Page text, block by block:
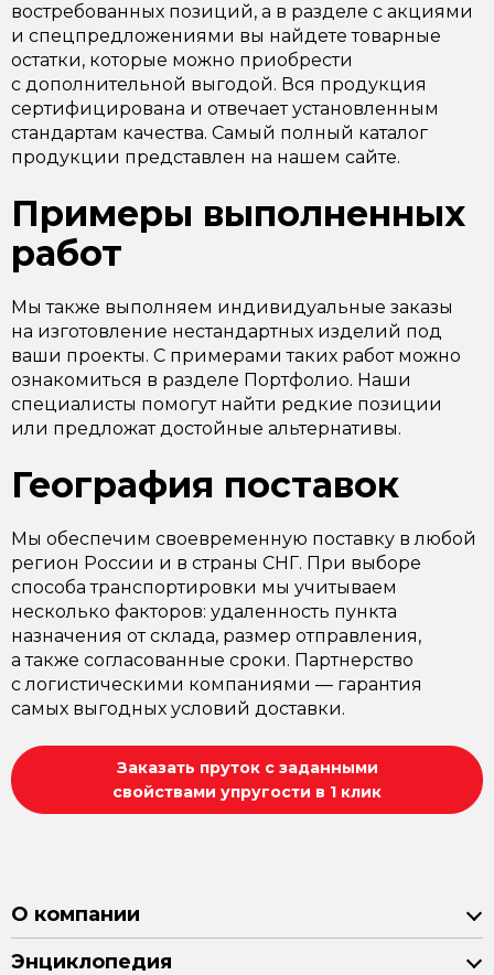
востребованных позиций, а в разделе с акциями
и спецпредложениями вы найдете товарные
остатки, которые можно приобрести
с дополнительной выгодой. Вся продукция
сертифицирована и отвечает установленным
стандартам качества. Самый полный каталог
продукции представлен на нашем сайте.
Примеры выполненных
работ
Мы также выполняем индивидуальные заказы
на изготовление нестандартных изделий под
ваши проекты. С примерами таких работ можно
ознакомиться в разделе Портфолио. Наши
специалисты помогут найти редкие позиции
или предложат достойные альтернативы.
География поставок
Мы обеспечим своевременную поставку в любой
регион России и в страны СНГ. При выборе
способа транспортировки мы учитываем
несколько факторов: удаленность пункта
назначения от склада, размер отправления,
а также согласованные сроки. Партнерство
с логистическими компаниями — гарантия
самых выгодных условий доставки.
Заказать пруток с заданными
свойствами упругости в 1 клик
О компании
Энциклопедия